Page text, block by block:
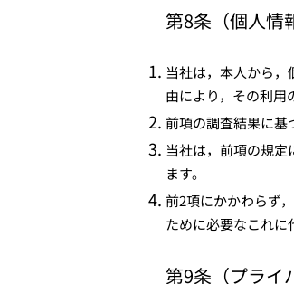
第8条（個人情
当社は，本人から
由により，その利用
前項の調査結果に基
当社は，前項の規
ます。
前2項にかかわらず
ために必要なこれに
第9条（プライ